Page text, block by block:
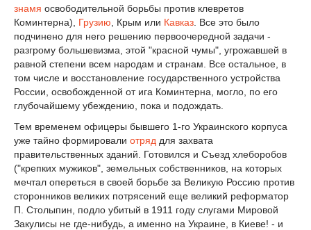
знамя освободительной борьбы против клевретов
Коминтерна), Грузию , Крым или Кавказ . Все это было
подчинено для него решению первоочередной задачи -
разгрому большевизма, этой "красной чумы", угрожавшей в
равной степени всем народам и странам. Все остальное, в
том числе и восстановление государственного устройства
России, освобожденной от ига Коминтерна, могло, по его
глубочайшему убеждению, пока и подождать.
Тем временем офицеры бывшего 1-го Украинского корпуса
уже тайно формировали отряд для захвата
правительственных зданий. Готовился и Съезд хлеборобов
("крепких мужиков", земельных собственников, на которых
мечтал опереться в своей борьбе за Великую Россию против
сторонников великих потрясений еще великий реформатор
П. Столыпин, подло убитый в 1911 году слугами Мировой
Закулисы не где-нибудь, а именно на Украине, в Киеве! - и